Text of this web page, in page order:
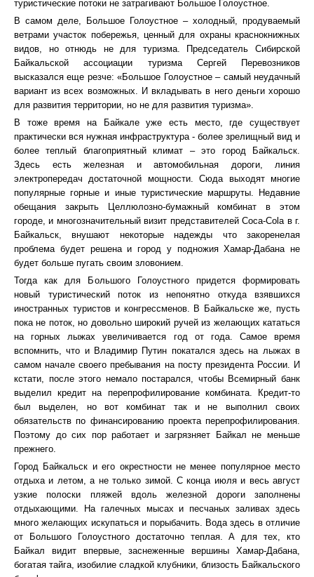
туристические потоки не затрагивают Большое Голоустное.
В самом деле, Большое Голоустное – холодный, продуваемый
ветрами участок побережья, ценный для охраны краснокнижных
видов, но отнюдь не для туризма. Председатель Сибирской
Байкальской ассоциации туризма Сергей Перевозников
высказался еще резче: «Большое Голоустное – самый неудачный
вариант из всех возможных. И вкладывать в него деньги хорошо
для развития территории, но не для развития туризма».
В тоже время на Байкале уже есть место, где существует
практически вся нужная инфраструктура - более зрелищный вид и
более теплый благоприятный климат – это город Байкальск.
Здесь есть железная и автомобильная дороги, линия
электропередач достаточной мощности. Сюда выходят многие
популярные горные и иные туристические маршруты. Недавние
обещания закрыть Целлюлозно-бумажный комбинат в этом
городе, и многозначительный визит представителей Coca-Cola в г.
Байкальск, внушают некоторые надежды что закоренелая
проблема будет решена и город у подножия Хамар-Дабана не
будет больше пугать своим зловонием.
Тогда как для Большого Голоустного придется формировать
новый туристический поток из непонятно откуда взявшихся
иностранных туристов и конгрессменов. В Байкальске же, пусть
пока не поток, но довольно широкий ручей из желающих кататься
на горных лыжах увеличивается год от года. Самое время
вспомнить, что и Владимир Путин покатался здесь на лыжах в
самом начале своего пребывания на посту президента России. И
кстати, после этого немало постарался, чтобы Всемирный банк
выделил кредит на перепрофилирование комбината. Кредит-то
был выделен, но вот комбинат так и не выполнил своих
обязательств по финансированию проекта перепрофилирования.
Поэтому до сих пор работает и загрязняет Байкал не меньше
прежнего.
Город Байкальск и его окрестности не менее популярное место
отдыха и летом, а не только зимой. С конца июля и весь август
узкие полоски пляжей вдоль железной дороги заполнены
отдыхающими. На галечных мысах и песчаных заливах здесь
много желающих искупаться и порыбачить. Вода здесь в отличие
от Большого Голоустного достаточно теплая. А для тех, кто
Байкал видит впервые, заснеженные вершины Хамар-Дабана,
богатая тайга, изобилие сладкой клубники, близость Байкальского